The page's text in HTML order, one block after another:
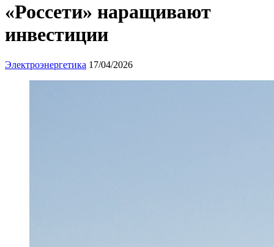
«Россети» наращивают
инвестиции
Электроэнергетика 17/04/2026